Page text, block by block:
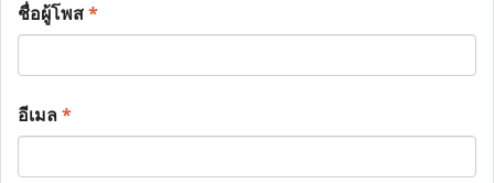
ชื่อผู้โพส*
อีเมล*